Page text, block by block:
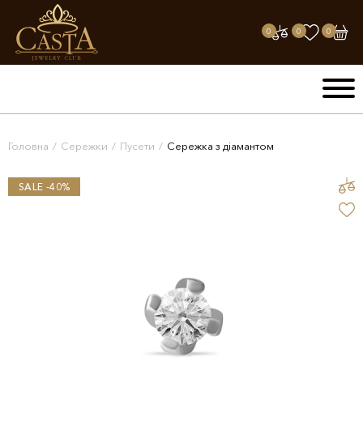
0 0 0
Головна / Сережки / Пусети / Сережка з діамантом
SALE -40%